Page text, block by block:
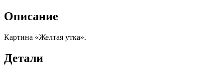
Описание
Картина «Желтая утка».
Детали